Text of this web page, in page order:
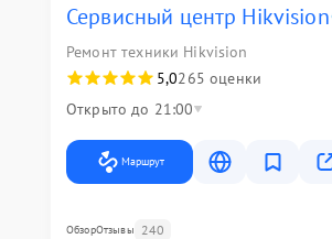
Сервисный центр Hikvision
Ремонт техники Hikvision
5,0265 оценки
Открыто до 21:00
Маршрут
ОбзорОтзывы 240